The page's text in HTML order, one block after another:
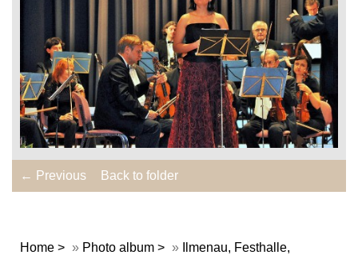
← Previous Back to folder
Home » Photo album »
Ilmenau, Festhalle,